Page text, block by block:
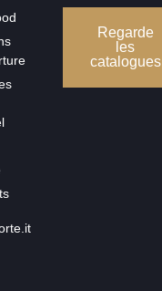
Regarde
les
catalogues